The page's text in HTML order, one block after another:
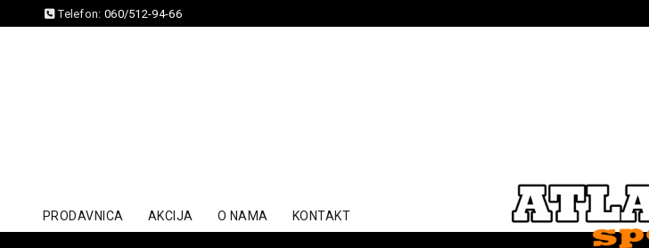
Telefon: 060/512-94-66
PRODAVNICA AKCIJA O NAMA KONTAKT